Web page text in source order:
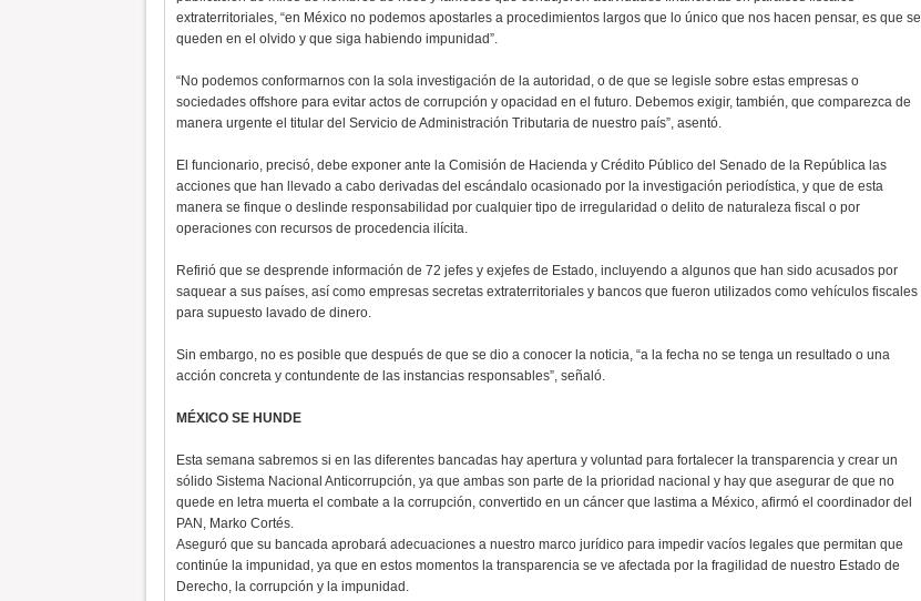
extraterritoriales, “en México no podemos apostarles a procedimientos largos que lo único que nos hacen pensar, es que se
queden en el olvido y que siga habiendo impunidad”.
“No podemos conformarnos con la sola investigación de la autoridad, o de que se legisle sobre estas empresas o
sociedades offshore para evitar actos de corrupción y opacidad en el futuro. Debemos exigir, también, que comparezca de
manera urgente el titular del Servicio de Administración Tributaria de nuestro país”, asentó.
El funcionario, precisó, debe exponer ante la Comisión de Hacienda y Crédito Público del Senado de la República las
acciones que han llevado a cabo derivadas del escándalo ocasionado por la investigación periodística, y que de esta
manera se finque o deslinde responsabilidad por cualquier tipo de irregularidad o delito de naturaleza fiscal o por
operaciones con recursos de procedencia ilícita.
Refirió que se desprende información de 72 jefes y exjefes de Estado, incluyendo a algunos que han sido acusados por
saquear a sus países, así como empresas secretas extraterritoriales y bancos que fueron utilizados como vehículos fiscales
para supuesto lavado de dinero.
Sin embargo, no es posible que después de que se dio a conocer la noticia, “a la fecha no se tenga un resultado o una
acción concreta y contundente de las instancias responsables”, señaló.
MÉXICO SE HUNDE
Esta semana sabremos si en las diferentes bancadas hay apertura y voluntad para fortalecer la transparencia y crear un
sólido Sistema Nacional Anticorrupción, ya que ambas son parte de la prioridad nacional y hay que asegurar de que no
quede en letra muerta el combate a la corrupción, convertido en un cáncer que lastima a México, afirmó el coordinador del
PAN, Marko Cortés.
Aseguró que su bancada aprobará adecuaciones a nuestro marco jurídico para impedir vacíos legales que permitan que
continúe la impunidad, ya que en estos momentos la transparencia se ve afectada por la fragilidad de nuestro Estado de
Derecho, la corrupción y la impunidad.